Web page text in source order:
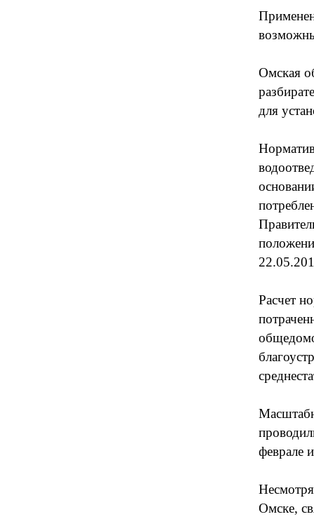
Омская
для
Расчет
феврале
Омске,